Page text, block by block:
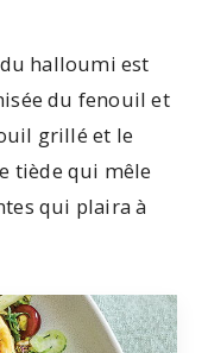
halloumi est
du fenouil et
grillé et le
tiède qui mêle
qui plaira à